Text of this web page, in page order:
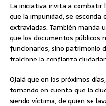
La iniciativa invita a combatir
que la impunidad, se
extraviadas. También manda
que los documentos públicos
funcionarios, sino patrimonio
traicione la confianza
Ojalá que en los próximos
tomando en cuenta que la
siendo víctima, de quien se